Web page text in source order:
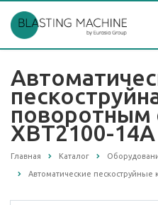
поворотным
XBT2100-14A
Главная Каталог
Автоматические